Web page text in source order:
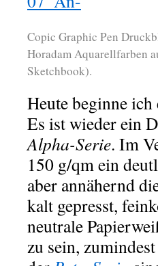
Copic Graphic Pen
Horadam Aquarellfarben
Sketchbook).
Heute beginne
Es ist wieder ein
Alpha-Serie. Im
150 g/qm ein
aber annähernd
kalt gepresst,
neutrale
zu sein,